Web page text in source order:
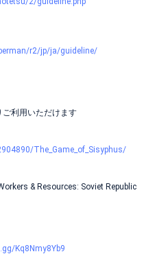
r2/jp/ja/guideline/
利用いただけます
The_Game_of_Sisyphus/
& Resources: Soviet Republic
Kq8Nmy8Yb9